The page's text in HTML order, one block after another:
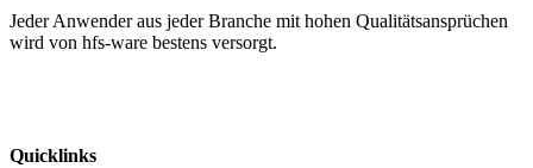
Jeder Anwender aus jeder Branche mit hohen Qualitätsansprüchen
wird von hfs-ware bestens versorgt.
Quicklinks